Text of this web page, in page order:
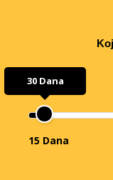
30 Dana
15 Dana